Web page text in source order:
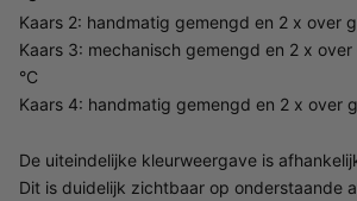
Kaars 2: handmatig gemengd en 2 x over
Kaars 3: mechanisch gemengd en 2 x
°C
Kaars 4: handmatig gemengd en 2 x over
De uiteindelijke kleurweergave is
Dit is duidelijk zichtbaar op onderstaande